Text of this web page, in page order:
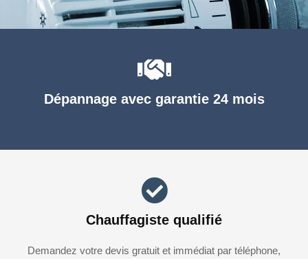
Dépannage avec garantie 24 mois
Chauffagiste qualifié
Demandez votre devis gratuit et immédiat par téléphone,